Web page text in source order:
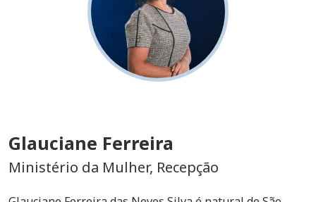
Glauciane Ferreira
Ministério da Mulher, Recepção